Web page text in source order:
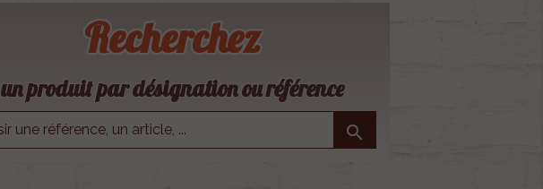
Recherchez
un produit par désignation ou référence
